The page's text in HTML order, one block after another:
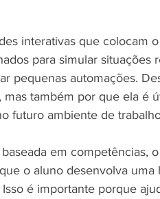
interativas que colocam
para simular situações
pequenas automações.
também por que ela é
futuro ambiente de
em competências,
o aluno desenvolva uma
é importante porque